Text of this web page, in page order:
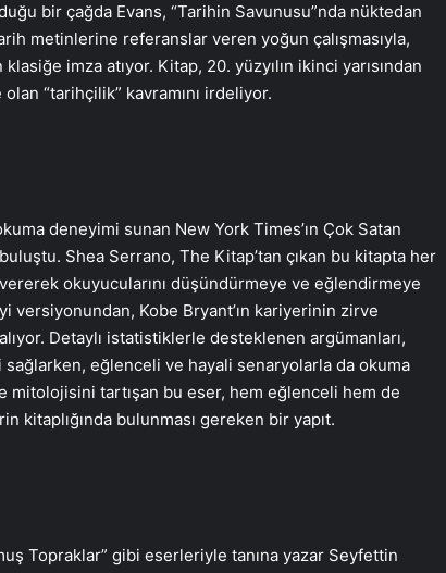
bir çağda Evans, “Tarihin Savunusu”nda nüktedan
metinlerine referanslar veren yoğun çalışmasıyla,
imza atıyor. Kitap, 20. yüzyılın ikinci yarısından
“tarihçilik” kavramını irdeliyor.
deneyimi sunan New York Times’ın Çok Satan
Shea Serrano, The Kitap’tan çıkan bu kitapta her
okuyucularını düşündürmeye ve eğlendirmeye
versiyonundan, Kobe Bryant’ın kariyerinin zirve
Detaylı istatistiklerle desteklenen argümanları,
eğlenceli ve hayali senaryolarla da okuma
mitolojisini tartışan bu eser, hem eğlenceli hem de
bulunması gereken bir yapıt.
Topraklar” gibi eserleriyle tanına yazar Seyfettin